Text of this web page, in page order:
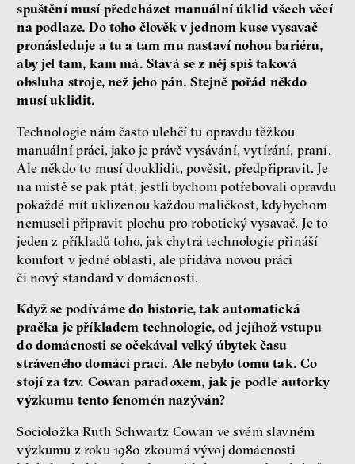
spuštění musí předcházet manuální úklid všech věcí
na podlaze. Do toho člověk v jednom kuse vysavač
pronásleduje a tu a tam mu nastaví nohou bariéru,
aby jel tam, kam má. Stává se z něj spíš taková
obsluha stroje, než jeho pán. Stejně pořád někdo
musí uklidit.
Technologie nám často ulehčí tu opravdu těžkou
manuální práci, jako je právě vysávání, vytírání, praní.
Ale někdo to musí douklidit, pověsit, předpřipravit. Je
na místě se pak ptát, jestli bychom potřebovali opravdu
pokaždé mít uklizenou každou maličkost, kdybychom
nemuseli připravit plochu pro robotický vysavač. Je to
jeden z příkladů toho, jak chytrá technologie přináší
komfort v jedné oblasti, ale přidává novou práci
či nový standard v domácnosti.
Když se podíváme do historie, tak automatická
pračka je příkladem technologie, od jejíhož vstupu
do domácnosti se očekával velký úbytek času
stráveného domácí prací. Ale nebylo tomu tak. Co
stojí za tzv. Cowan paradoxem, jak je podle autorky
výzkumu tento fenomén nazýván?
Socioložka Ruth Schwartz Cowan ve svém slavném
výzkumu z roku 1980 zkoumá vývoj domácnosti